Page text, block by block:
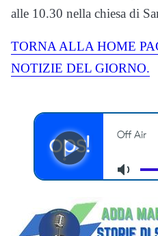
alle 10.30 nella chiesa di
TORNA ALLA HOME
NOTIZIE DEL GIORNO.